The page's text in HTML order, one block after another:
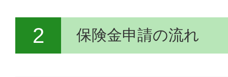
2 保険金申請の流れ